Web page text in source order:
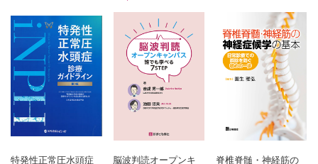
特発性正常圧水頭症 脳波判読オープンキ 脊椎脊髄・神経筋の